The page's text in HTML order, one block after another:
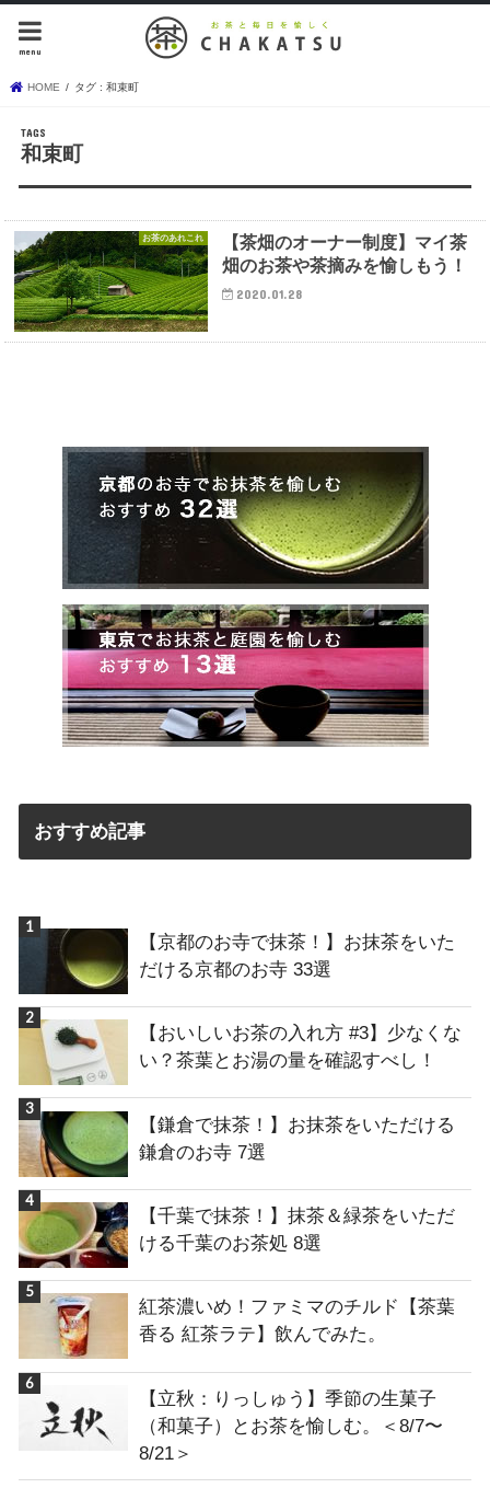
menu
HOME タグ : 和束町
和束町
お茶のあれこれ
【茶畑のオーナー制度】マイ茶
畑のお茶や茶摘みを愉しもう！
2020.01.28
おすすめ記事
【京都のお寺で抹茶！】お抹茶をいた
だける京都のお寺 33選
【おいしいお茶の入れ方 #3】少なくな
い？茶葉とお湯の量を確認すべし！
【鎌倉で抹茶！】お抹茶をいただける
鎌倉のお寺 7選
【千葉で抹茶！】抹茶＆緑茶をいただ
ける千葉のお茶処 8選
紅茶濃いめ！ファミマのチルド【茶葉
香る 紅茶ラテ】飲んでみた。
【立秋：りっしゅう】季節の生菓子
（和菓子）とお茶を愉しむ。＜8/7〜
8/21＞